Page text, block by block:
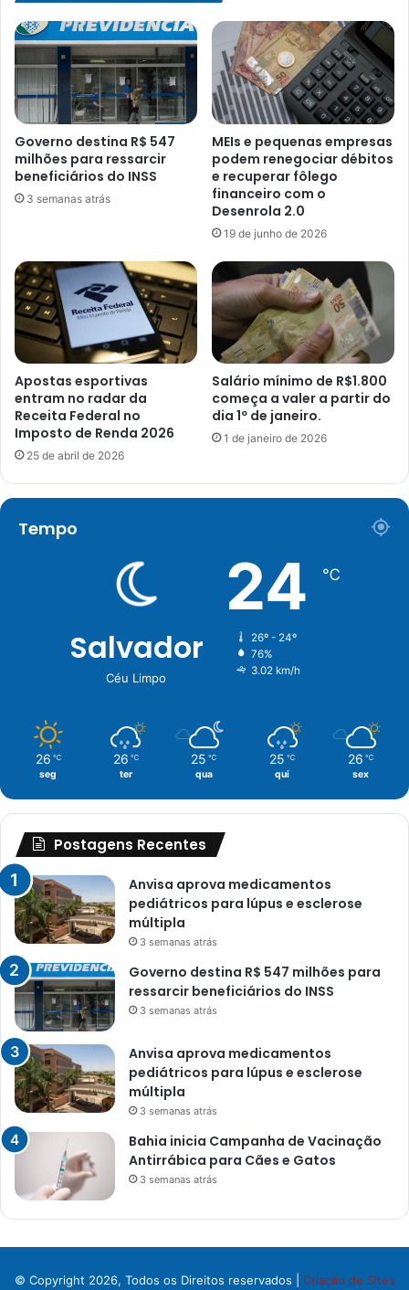
Governo destina R$ 547
milhões para ressarcir
beneficiários do INSS
3 semanas atrás
MEIs e pequenas empresas
podem renegociar débitos
e recuperar fôlego
financeiro com o
Desenrola 2.0
19 de junho de 2026
Apostas esportivas
entram no radar da
Receita Federal no
Imposto de Renda 2026
25 de abril de 2026
Salário mínimo de R$1.800
começa a valer a partir do
dia 1º de janeiro.
1 de janeiro de 2026
Tempo
Salvador
Céu Limpo
24 ℃
26º - 24º
76%
3.02 km/h
26 ℃
seg
26 ℃
ter
25 ℃
qua
25 ℃
qui
26 ℃
sex
Postagens Recentes
Anvisa aprova medicamentos
pediátricos para lúpus e esclerose
múltipla
3 semanas atrás
Governo destina R$ 547 milhões para
ressarcir beneficiários do INSS
3 semanas atrás
Anvisa aprova medicamentos
pediátricos para lúpus e esclerose
múltipla
3 semanas atrás
Bahia inicia Campanha de Vacinação
Antirrábica para Cães e Gatos
3 semanas atrás
© Copyright 2026, Todos os Direitos reservados | Criação de Sites